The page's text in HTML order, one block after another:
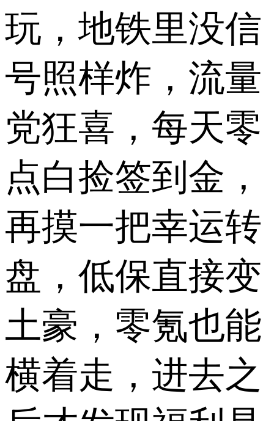
玩，地铁里没信
号照样炸，流量
党狂喜，每天零
点白捡签到金，
再摸一把幸运转
盘，低保直接变
土豪，零氪也能
横着走，进去之